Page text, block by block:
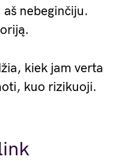
aš nebeginčiju.
kiek jam verta
kuo rizikuoji.